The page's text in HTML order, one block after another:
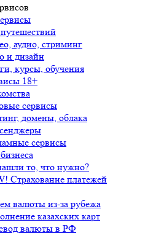
аудио, стриминг
и дизайн
курсы, обучения
18+
сервисы
домены, облака
сервисы
то, что нужно?
Страхование платежей
валюты из-за рубежа
казахских карт
валюты в РФ